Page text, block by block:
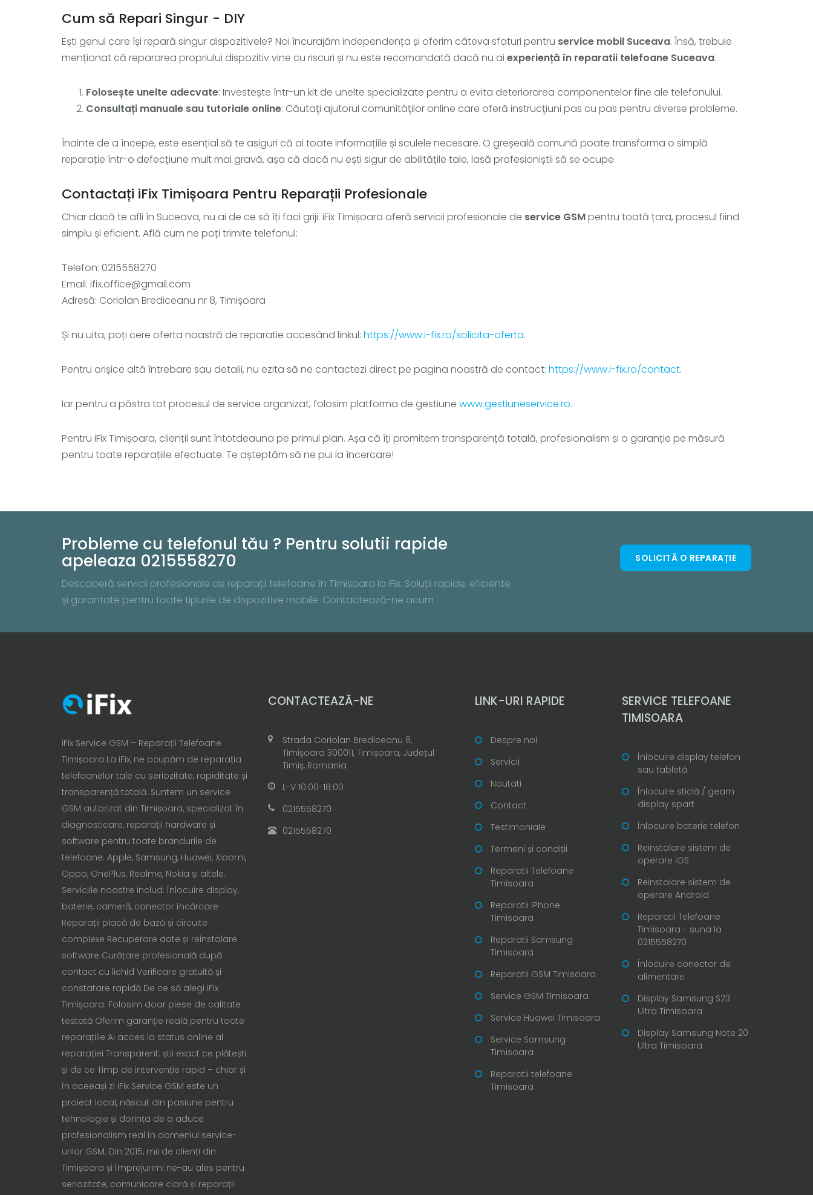
Cum să Repari Singur - DIY
Ești genul care își repară singur dispozitivele? Noi încurajăm independența și oferim câteva sfaturi pentru service mobil Suceava. Însă, trebuie
menționat că repararea propriului dispozitiv vine cu riscuri și nu este recomandată dacă nu ai experiență în reparatii telefoane Suceava.
Folosește unelte adecvate: Investește într-un kit de unelte specializate pentru a evita deteriorarea componentelor fine ale telefonului.
Consultați manuale sau tutoriale online: Căutaţi ajutorul comunităţilor online care oferă instrucţiuni pas cu pas pentru diverse probleme.
Înainte de a începe, este esențial să te asiguri că ai toate informațiile și sculele necesare. O greșeală comună poate transforma o simplă
reparație într-o defecțiune mult mai gravă, așa că dacă nu ești sigur de abilitățile tale, lasă profesioniștii să se ocupe.
Contactați iFix Timișoara Pentru Reparații Profesionale
Chiar dacă te afli în Suceava, nu ai de ce să îți faci griji. iFix Timișoara oferă servicii profesionale de service GSMpentru toată țara, procesul fiind
simplu și eficient. Află cum ne poți trimite telefonul:
Telefon: 0215558270
Email: ifix.office@gmail.com
Adresă: Coriolan Brediceanu nr 8, Timișoara
Și nu uita, poți cere oferta noastră de reparatie accesând linkul: https://www.i-fix.ro/solicita-oferta.
Pentru orișice altă întrebare sau detalii, nu ezita să ne contactezi direct pe pagina noastră de contact: https://www.i-fix.ro/contact.
Iar pentru a păstra tot procesul de service organizat, folosim platforma de gestiune www.gestiuneservice.ro.
Pentru iFix Timișoara, clienții sunt întotdeauna pe primul plan. Așa că îți promitem transparență totală, profesionalism și o garanție pe măsură
pentru toate reparațiile efectuate. Te așteptăm să ne pui la încercare!
Probleme cu telefonul tău ? Pentru solutii rapide
apeleaza 0215558270
Descoperă servicii profesionale de reparații telefoane în Timișoara la iFix. Soluții rapide, eficiente
și garantate pentru toate tipurile de dispozitive mobile. Contactează-ne acum
SOLICITĂ O REPARAȚIE
iFix Service GSM – Reparații Telefoane
Timișoara La iFix, ne ocupăm de reparația
telefoanelor tale cu seriozitate, rapiditate și
transparență totală. Suntem un service
GSM autorizat din Timișoara, specializat în
diagnosticare, reparații hardware și
software pentru toate brandurile de
telefoane: Apple, Samsung, Huawei, Xiaomi,
Oppo, OnePlus, Realme, Nokia și altele.
Serviciile noastre includ: Înlocuire display,
baterie, cameră, conector încărcare
Reparații placă de bază și circuite
complexe Recuperare date și reinstalare
software Curățare profesională după
contact cu lichid Verificare gratuită și
constatare rapidă De ce să alegi iFix
Timișoara: Folosim doar piese de calitate
testată Oferim garanție reală pentru toate
reparațiile Ai acces la status online al
reparației Transparent: știi exact ce plătești
și de ce Timp de intervenție rapid – chiar și
în aceeași zi iFix Service GSM este un
proiect local, născut din pasiune pentru
tehnologie și dorința de a aduce
profesionalism real în domeniul service-
urilor GSM. Din 2015, mii de clienți din
Timișoara și împrejurimi ne-au ales pentru
seriozitate, comunicare clară și reparații
CONTACTEAZĂ-NE
Strada Coriolan Brediceanu 8,
Timișoara 300011, Timișoara, Județul
Timiș, Romania
L-V 10:00-18:00
0215558270
0215558270
LINK-URI RAPIDE
Despre noi
Servicii
Noutati
Contact
Testimoniale
Termeni și condiții
Reparatii Telefoane
Timisoara
Reparatii iPhone
Timisoara
Reparatii Samsung
Timisoara
Reparatii GSM Timisoara
Service GSM Timisoara
Service Huawei Timisoara
Service Samsung
Timisoara
Reparatii telefoane
Timisoara
SERVICE TELEFOANE
TIMISOARA
Înlocuire display telefon
sau tabletă
Înlocuire sticlă / geam
display spart
Înlocuire baterie telefon
Reinstalare sistem de
operare iOS
Reinstalare sistem de
operare Android
Reparatii Telefoane
Timisoara - suna la
0215558270
Înlocuire conector de
alimentare
Display Samsung S23
Ultra Timisoara
Display Samsung Note 20
Ultra Timisoara